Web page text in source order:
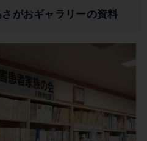
がおギャラリーの資料